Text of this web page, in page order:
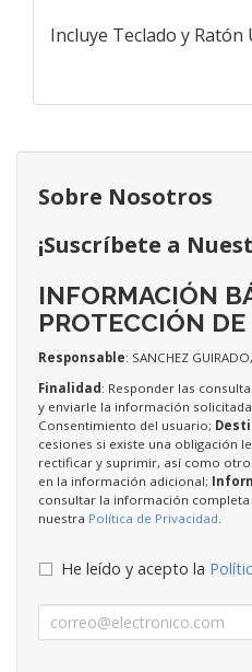
Incluye Teclado y Ratón
Sobre Nosotros
¡Suscríbete a
INFORMACIÓN
PROTECCIÓN DE
Responsable: SANCHEZ
Finalidad: Responder las
y enviarle la información
Consentimiento del usuario;
cesiones si existe una obligación
rectificar y suprimir, así como
en la información adicional;
consultar la información
nuestra Política de Privacidad
He leído y acepto la